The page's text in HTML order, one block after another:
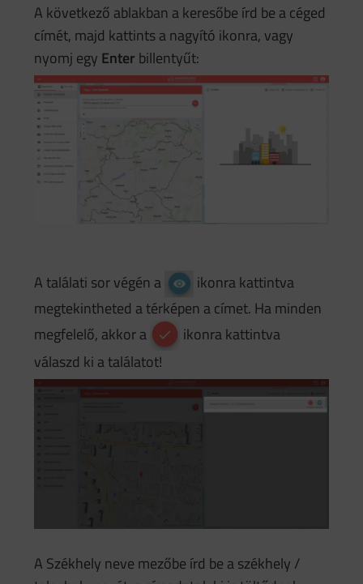
A következő ablakban a keresőbe írd be a céged
címét, majd kattints a nagyító ikonra, vagy
nyomj egy Enter billentyűt:
A találati sor végén a
ikonra kattintva
megtekintheted a térképen a címet. Ha minden
megfelelő, akkor a
ikonra kattintva
válaszd ki a találatot!
A Székhely neve mezőbe írd be a székhely /